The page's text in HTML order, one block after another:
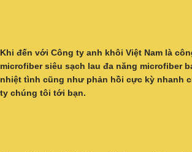
Khi đến với Công ty anh khôi Việt Nam là
microfiber siêu sạch lau đa năng microfiber
nhiệt tình cũng như phản hồi cực kỳ nhanh
ty chúng tôi tới bạn.